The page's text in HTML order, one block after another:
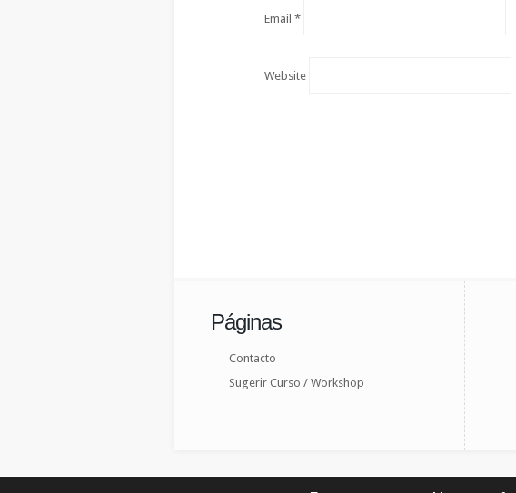
Email *
Website
Páginas
Contacto
Sugerir Curso / Workshop